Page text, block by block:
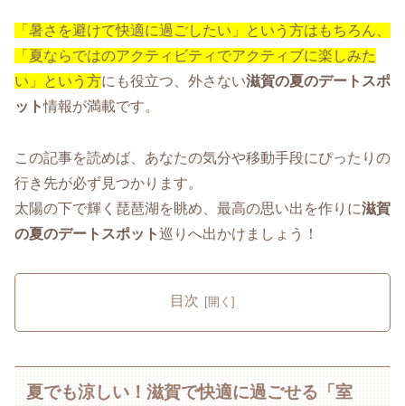
「暑さを避けて快適に過ごしたい」という方はもちろん、
「夏ならではのアクティビティでアクティブに楽しみた
い」という方にも役立つ、外さない滋賀の夏のデートスポ
ット情報が満載です。
この記事を読めば、あなたの気分や移動手段にぴったりの
行き先が必ず見つかります。
太陽の下で輝く琵琶湖を眺め、最高の思い出を作りに滋賀
の夏のデートスポット巡りへ出かけましょう！
目次
夏でも涼しい！滋賀で快適に過ごせる「室